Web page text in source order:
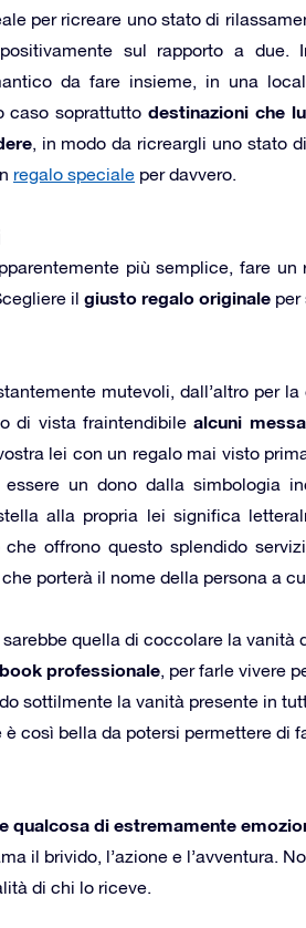
per ricreare uno stato di
sul rapporto a due.
da fare insieme, in una
caso soprattuttodestinazioni che
, in modo da ricreargli uno stato
regalo speciale per davvero.
più semplice, fare
il giusto regalo originale per
mutevoli, dall’altro per
di vista fraintendibilealcuni
lei con un regalo mai visto
un dono dalla simbologia
alla propria lei significa
che offrono questo splendido
porterà il nome della persona a
quella di coccolare la vanità
professionale, per farle vivere
sottilmente la vanità presente in
così bella da potersi permettere di
qualcosa di estremamente
il brivido, l’azione e l’avventura.
di chi lo riceve.